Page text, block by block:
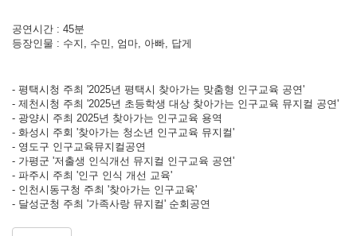
공연시간 : 45분
등장인물 : 수지, 수민, 엄마, 아빠, 답게
- 평택시청 주최 '2025년 평택시 찾아가는 맞춤형 인구교육 공연'
- 제천시청 주최 '2025년 초등학생 대상 찾아가는 인구교육 뮤지컬 공연'
- 광양시 주최 2025년 찾아가는 인구교육 용역
- 화성시 주회 '찾아가는 청소년 인구교육 뮤지컬'
- 영도구 인구교육뮤지컬공연
- 가평군 '저출생 인식개선 뮤지컬 인구교육 공연'
- 파주시 주최 '인구 인식 개선 교육'
- 인천시동구청 주최 '찾아가는 인구교육'
- 달성군청 주최 '가족사랑 뮤지컬' 순회공연